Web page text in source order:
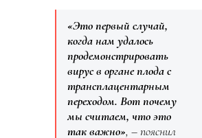
«Это первый случай,
когда нам удалось
продемонстрировать
вирус в органе плода с
трансплацентарным
переходом. Вот почему
мы считаем, что это
так важно», – пояснил